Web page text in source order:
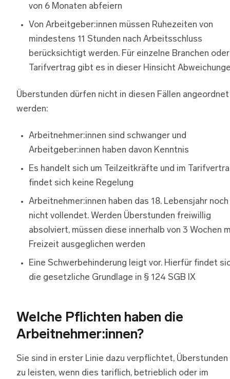
von 6 Monaten abfeiern
Von Arbeitgeber:innen müssen Ruhezeiten von
mindestens 11 Stunden nach Arbeitsschluss
berücksichtigt werden. Für einzelne Branchen oder
Tarifvertrag gibt es in dieser Hinsicht
Überstunden dürfen nicht in diesen Fällen angeordnet
werden:
Arbeitnehmer:innen sind schwanger und
Arbeitgeber:innen haben davon Kenntnis
Es handelt sich um Teilzeitkräfte und im
findet sich keine Regelung
Arbeitnehmer:innen haben das 18. Lebensjahr noch
nicht vollendet. Werden Überstunden freiwillig
absolviert, müssen diese innerhalb von 3 Wochen
Freizeit ausgeglichen werden
Eine Schwerbehinderung leigt vor. Hierfür findet
die gesetzliche Grundlage in § 124 SGB IX
Welche Pflichten haben die
Arbeitnehmer:innen?
Sie sind in erster Linie dazu verpflichtet, Überstunden
zu leisten, wenn dies tariflich, betrieblich oder im